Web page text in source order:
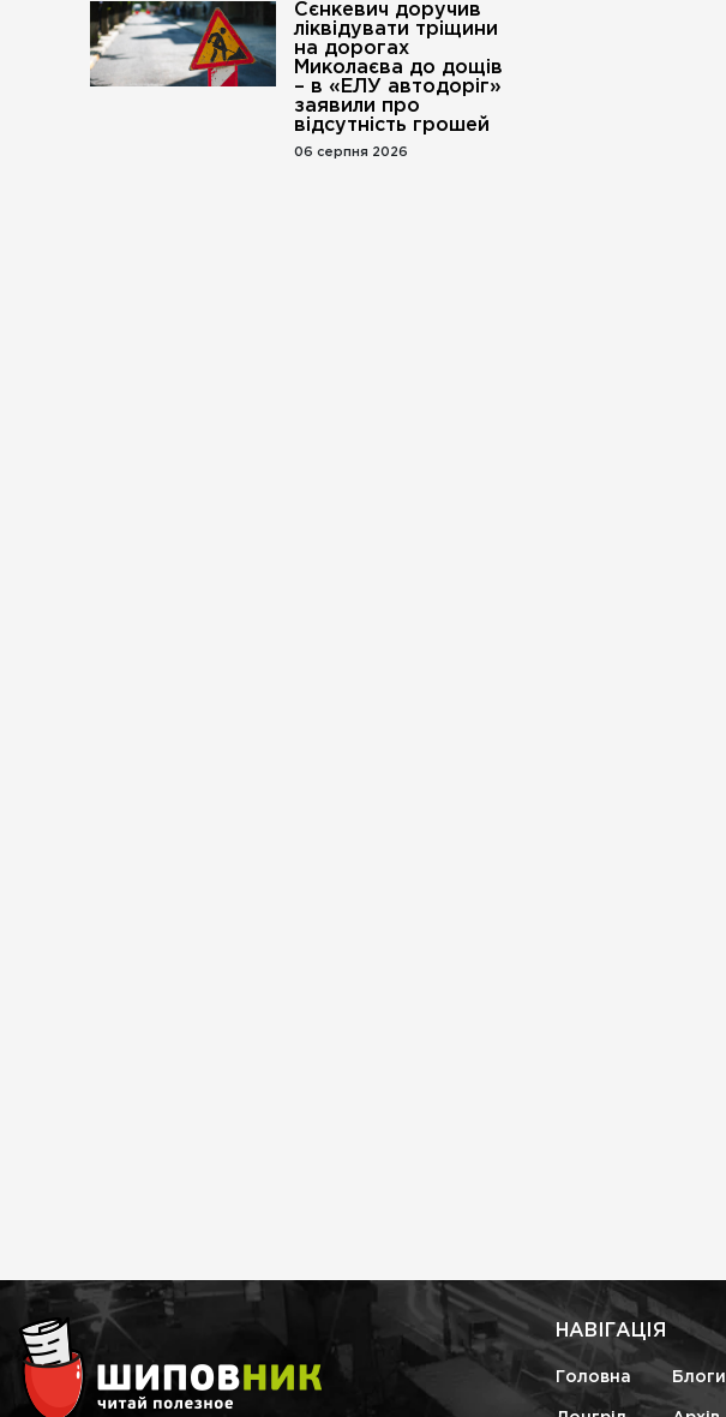
Сєнкевич доручив
ліквідувати тріщини
на дорогах
Миколаєва до дощів
– в «ЕЛУ автодоріг»
заявили про
відсутність грошей
06 серпня 2026
НАВІГАЦІЯ
Головна Блоги